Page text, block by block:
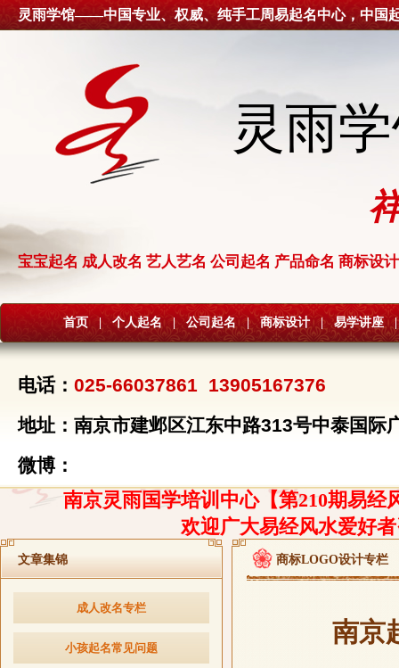
灵雨学馆——中国专业、权威、纯手工周易起名中心，中国
灵雨
宝宝起名 成人改名 艺人艺名 公司起名 产品命名 商标设计
首页 | 个人起名 | 公司起名 | 商标设计 | 易学讲座 |
电话： 025-66037861 13905167376
地址：南京市建邺区江东中路313号中泰国际
微博：
南京灵雨国学培训中心【第210期易经
欢迎广大易经风水爱好
文章集锦
成人改名专栏
小孩起名常见问题
商标LOGO设计专栏
南京